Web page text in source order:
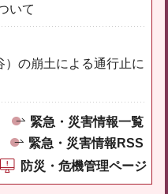
いて
）の崩土による通行止に
緊急・災害情報一覧
緊急・災害情報RSS
防災・危機管理ページ